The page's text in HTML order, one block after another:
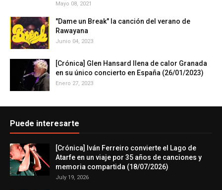
Mayo 08, 2021
"Dame un Break" la canción del verano de
Rawayana
Junio 04, 2023
[Crónica] Glen Hansard llena de calor Granada
en su único concierto en España (26/01/2023)
Enero 27, 2023
Puede interesarte
[Crónica] Iván Ferreiro convierte el Lago de
Atarfe en un viaje por 35 años de canciones y
memoria compartida (18/07/2026)
July 19, 2026